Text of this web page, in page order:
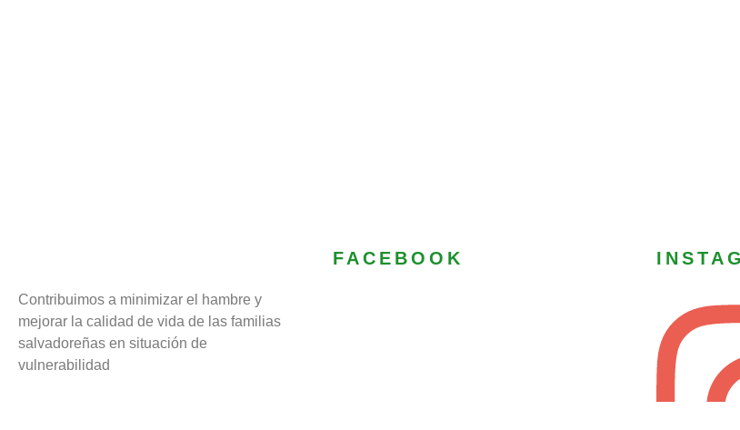
Contribuimos a minimizar el hambre y
mejorar la calidad de vida de las familias
salvadoreñas en situación de
vulnerabilidad
FACEBOOK